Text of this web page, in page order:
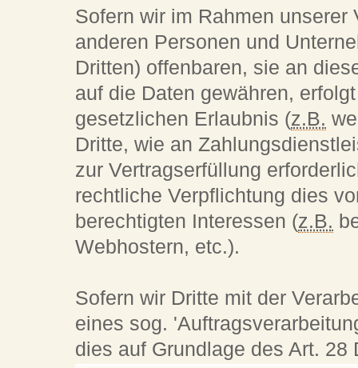
Sofern wir im Rahmen unserer
anderen Personen und
Dritten) offenbaren, sie an
auf die Daten gewähren,
gesetzlichen Erlaubnis (z.B.
Dritte, wie an
zur Vertragserfüllung
rechtliche Verpflichtung dies
berechtigten Interessen (z.B.
Webhostern, etc.).
Sofern wir Dritte mit der
eines sog.
dies auf Grundlage des Art. 28